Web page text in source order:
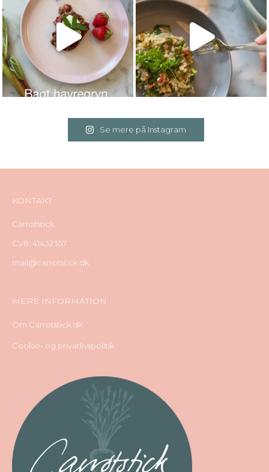
Se mere på Instagram
KONTAKT
Carrotstick
CVR: 41432357
mail@carrotstick.dk
MERE INFORMATION
Om Carrotstick.dk
Cookie- og privatlivspolitik